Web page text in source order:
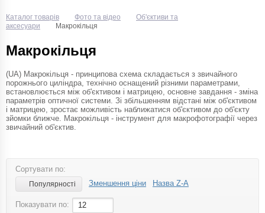
Каталог товарів Фото та відео
Об'єктиви та
аксесуари
Макрокільця
Макрокільця
(UA) Макрокільця - принципова схема складається з звичайного
порожнього циліндра, технічно оснащений різними параметрами,
встановлюється між об'єктивом і матрицею, основне завдання - зміна
параметрів оптичної системи. Зі збільшенням відстані між об'єктивом
і матрицею, зростає можливість наближатися об'єктивом до об'єкту
зйомки ближче. Макрокільця - інструмент для макрофотографії через
звичайний об'єктив.
Сортувати по:
Популярності Зменшення ціни Назва Z-A
Показувати по:
12